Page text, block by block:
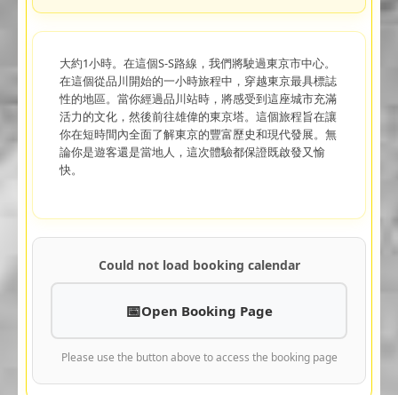
大約1小時。在這個S-S路線，我們將駛過東京市中心。
在這個從品川開始的一小時旅程中，穿越東京最具標誌
性的地區。當你經過品川站時，將感受到這座城市充滿
活力的文化，然後前往雄偉的東京塔。這個旅程旨在讓
你在短時間內全面了解東京的豐富歷史和現代發展。無
論你是遊客還是當地人，這次體驗都保證既啟發又愉
快。
Could not load booking calendar
Open Booking Page
Please use the button above to access the booking page